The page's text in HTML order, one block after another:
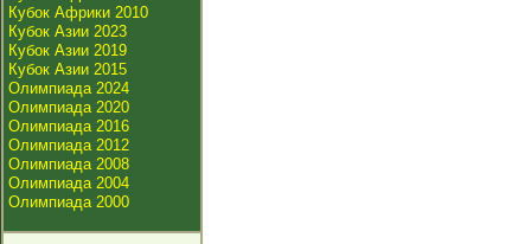
Кубок Африки 2010
Кубок Азии 2023
Кубок Азии 2019
Кубок Азии 2015
Олимпиада 2024
Олимпиада 2020
Олимпиада 2016
Олимпиада 2012
Олимпиада 2008
Олимпиада 2004
Олимпиада 2000